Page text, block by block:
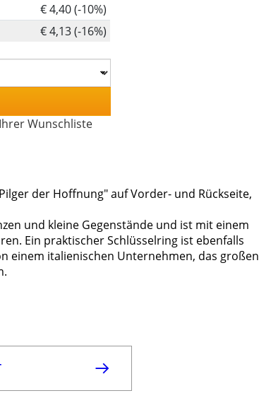
€ 4,40 (-10%)
€ 4,13 (-16%)
Wunschliste
der Hoffnung" auf Vorder- und Rückseite,
und kleine Gegenstände und ist mit einem
Ein praktischer Schlüsselring ist ebenfalls
einem italienischen Unternehmen, das großen